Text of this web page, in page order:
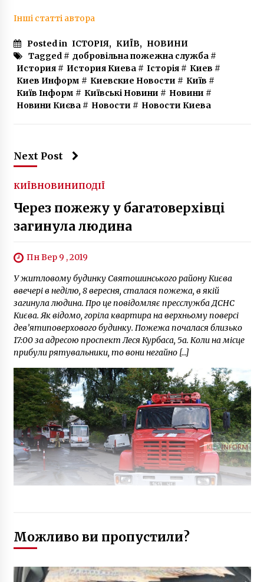
Інші статті автора
Posted in ІСТОРІЯ, КИЇВ, НОВИНИ
Tagged # добровільна пожежна служба#
История# История Киева# Історія# Киев #
Киев Информ # Киевские Новости # Київ #
Київ Інформ # Київські Новини # Новини #
Новини Києва# Новости # Новости Киева
Next Post
КИЇВНОВИНИПОДІЇ
Через пожежу у багатоверхівці
загинула людина
Пн Вер 9 , 2019
У житловому будинку Святошинського району Києва
ввечері в неділю, 8 вересня, сталася пожежа, в якій
загинула людина. Про це повідомляє пресслужба ДСНС
Києва. Як відомо, горіла квартира на верхньому поверсі
дев’ятиповерхового будинку. Пожежа почалася близько
17:00 за адресою проспект Леся Курбаса, 5а. Коли на місце
прибули рятувальники, то вони негайно […]
Можливо ви пропустили?